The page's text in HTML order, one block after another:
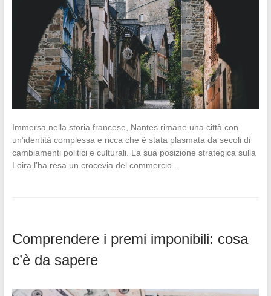
Immersa nella storia francese, Nantes rimane una città con
un’identità complessa e ricca che è stata plasmata da secoli di
cambiamenti politici e culturali. La sua posizione strategica sulla
Loira l’ha resa un crocevia del commercio…
Comprendere i premi imponibili: cosa
c’è da sapere